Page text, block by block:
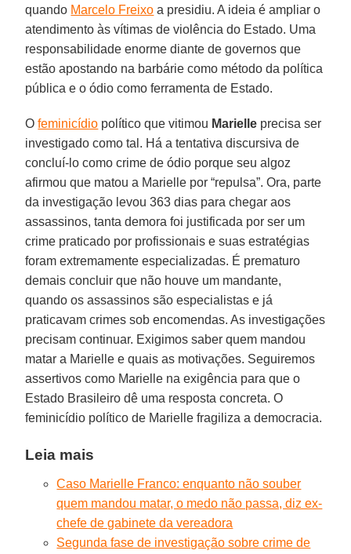
quando Marcelo Freixo a presidiu. A ideia é ampliar o
atendimento às vítimas de violência do Estado. Uma
responsabilidade enorme diante de governos que
estão apostando na barbárie como método da política
pública e o ódio como ferramenta de Estado.
Ofeminicídio político que vitimou Marielle precisa ser
investigado como tal. Há a tentativa discursiva de
concluí-lo como crime de ódio porque seu algoz
afirmou que matou a Marielle por “repulsa”. Ora, parte
da investigação levou 363 dias para chegar aos
assassinos, tanta demora foi justificada por ser um
crime praticado por profissionais e suas estratégias
foram extremamente especializadas. É prematuro
demais concluir que não houve um mandante,
quando os assassinos são especialistas e já
praticavam crimes sob encomendas. As investigações
precisam continuar. Exigimos saber quem mandou
matar a Marielle e quais as motivações. Seguiremos
assertivos como Marielle na exigência para que o
Estado Brasileiro dê uma resposta concreta. O
feminicídio político de Marielle fragiliza a democracia.
Leia mais
Caso Marielle Franco: enquanto não souber
quem mandou matar, o medo não passa, diz ex-
chefe de gabinete da vereadora
Segunda fase de investigação sobre crime de